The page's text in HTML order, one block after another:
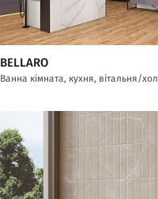
BELLARO
Ванна кімната, кухня, вітальня/хол